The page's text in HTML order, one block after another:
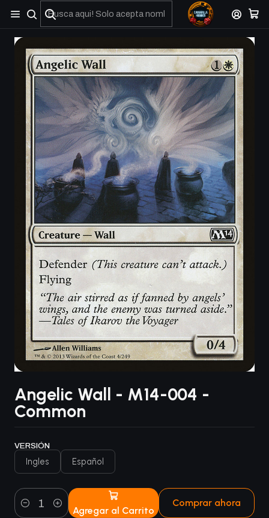
No olviden reportar sus depositos y transferencias por Whatsapp
Angelic Wall - M14-004 -
Common
VERSIÓN
Ingles Español
Cantidad Agregar al Carrito
Comprar ahora